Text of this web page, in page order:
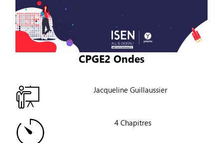
CPGE2 Ondes
Jacqueline Guillaussier
4 Chapitres